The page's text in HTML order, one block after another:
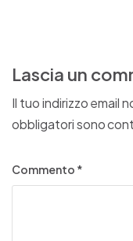
Lascia un
Il tuo indirizzo email
obbligatori sono
Commento *